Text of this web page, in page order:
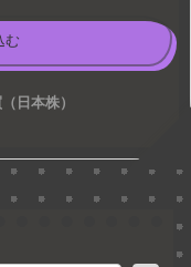
む
日本株）